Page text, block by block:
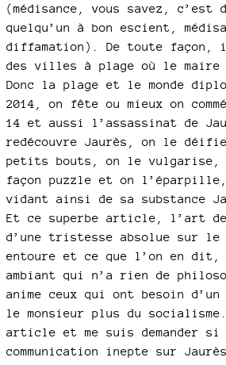
(médisance, vous savez, c’est
quelqu’un à bon escient,
diffamation). De toute façon,
des villes à plage où le maire
Donc la plage et le monde
2014, on fête ou mieux on
14 et aussi l’assassinat de
redécouvre Jaurès, on le
petits bouts, on le vulgarise,
façon puzzle et on l’éparpille,
vidant ainsi de sa substance
Et ce superbe article, l’art de
d’une tristesse absolue sur le
entoure et ce que l’on en dit,
ambiant qui n’a rien de
anime ceux qui ont besoin d’un
le monsieur plus du
article et me suis demander si
communication inepte sur